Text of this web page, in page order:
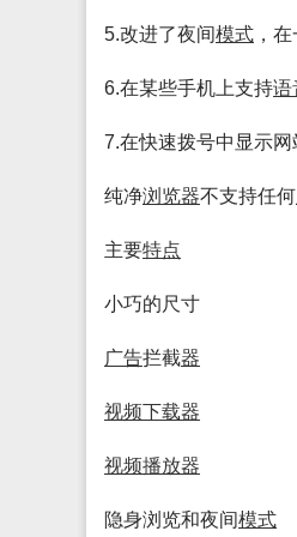
5.改进了夜间模式 ，
6.在某些手机上支持语
7.在快速拨号中显示网
纯净浏览器不支持任何
主要特点
小巧的尺寸
广告拦截器
视频下载器
视频播放器
隐身浏览和夜间模式